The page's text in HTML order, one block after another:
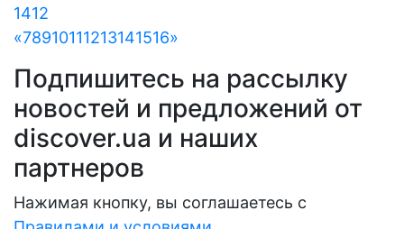
1412
«78910111213141516»
Подпишитесь на рассылку
новостей и предложений от
discover.ua и наших
партнеров
Нажимая кнопку, вы соглашаетесь с